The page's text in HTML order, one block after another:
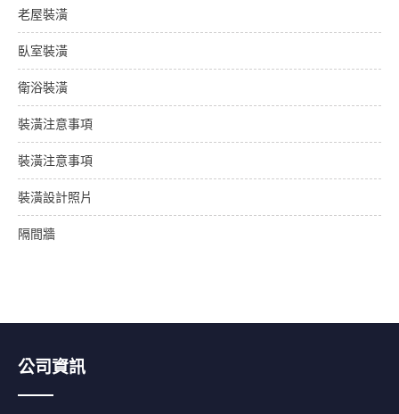
老屋裝潢
臥室裝潢
衛浴裝潢
裝潢注意事項
裝潢注意事項
裝潢設計照片
隔間牆
公司資訊